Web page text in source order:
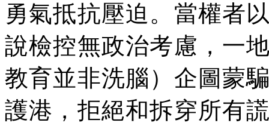
勇氣抵抗壓迫。當權者
說檢控無政治考慮，一
教育並非洗腦）企圖蒙
護港，拒絕和拆穿所有